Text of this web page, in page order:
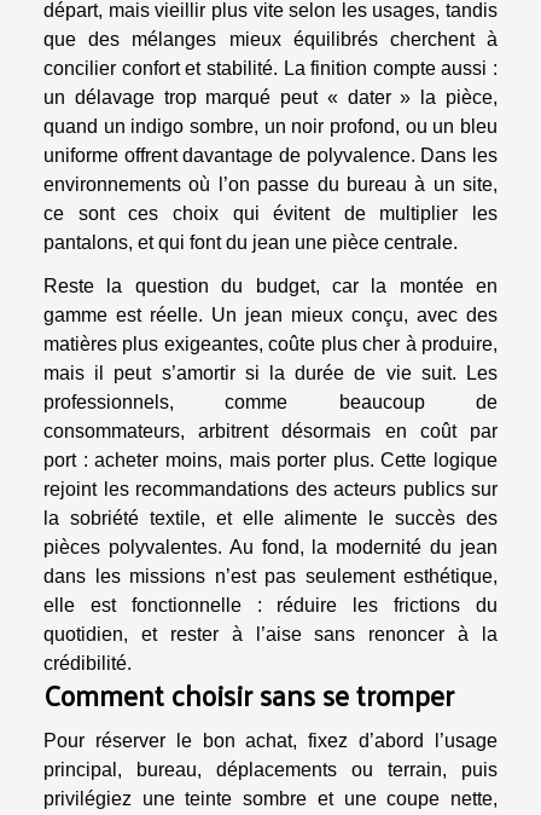
départ, mais vieillir plus vite selon les usages, tandis
que des mélanges mieux équilibrés cherchent à
concilier confort et stabilité. La finition compte aussi :
un délavage trop marqué peut « dater » la pièce,
quand un indigo sombre, un noir profond, ou un bleu
uniforme offrent davantage de polyvalence. Dans les
environnements où l’on passe du bureau à un site,
ce sont ces choix qui évitent de multiplier les
pantalons, et qui font du jean une pièce centrale.
Reste la question du budget, car la montée en
gamme est réelle. Un jean mieux conçu, avec des
matières plus exigeantes, coûte plus cher à produire,
mais il peut s’amortir si la durée de vie suit. Les
professionnels, comme beaucoup de
consommateurs, arbitrent désormais en coût par
port : acheter moins, mais porter plus. Cette logique
rejoint les recommandations des acteurs publics sur
la sobriété textile, et elle alimente le succès des
pièces polyvalentes. Au fond, la modernité du jean
dans les missions n’est pas seulement esthétique,
elle est fonctionnelle : réduire les frictions du
quotidien, et rester à l’aise sans renoncer à la
crédibilité.
Comment choisir sans se tromper
Pour réserver le bon achat, fixez d’abord l’usage
principal, bureau, déplacements ou terrain, puis
privilégiez une teinte sombre et une coupe nette,